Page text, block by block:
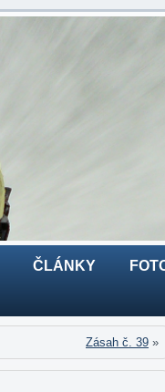
ČLÁNKY
Zásah č. 39 »